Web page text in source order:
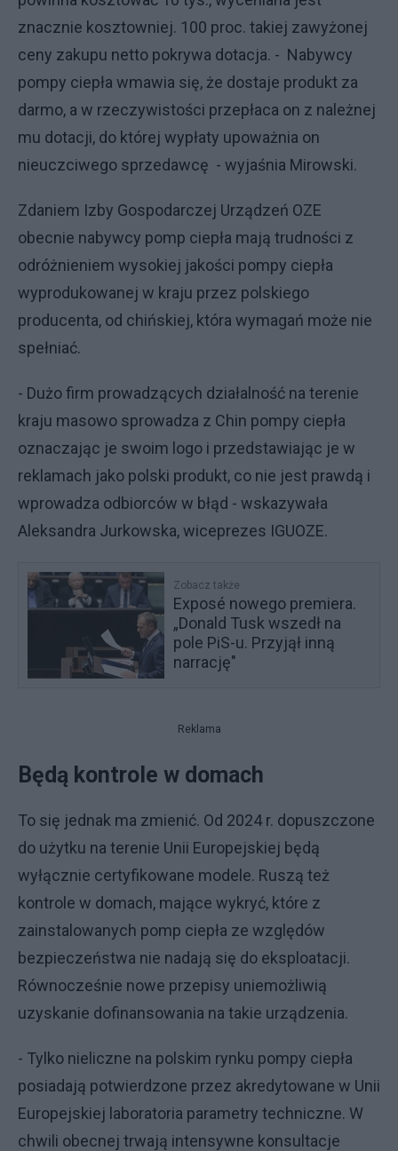
znacznie kosztowniej. 100 proc. takiej zawyżonej
ceny zakupu netto pokrywa dotacja. - Nabywcy
pompy ciepła wmawia się, że dostaje produkt za
darmo, a w rzeczywistości przepłaca on z należnej
mu dotacji, do której wypłaty upoważnia on
nieuczciwego sprzedawcę - wyjaśnia Mirowski.
Zdaniem Izby Gospodarczej Urządzeń OZE
obecnie nabywcy pomp ciepła mają trudności z
odróżnieniem wysokiej jakości pompy ciepła
wyprodukowanej w kraju przez polskiego
producenta, od chińskiej, która wymagań może nie
spełniać.
- Dużo firm prowadzących działalność na terenie
kraju masowo sprowadza z Chin pompy ciepła
oznaczając je swoim logo i przedstawiając je w
reklamach jako polski produkt, co nie jest prawdą i
wprowadza odbiorców w błąd - wskazywała
Aleksandra Jurkowska, wiceprezes IGUOZE.
Zobacz także
Exposé nowego premiera.
„Donald Tusk wszedł na
pole PiS-u. Przyjął inną
narrację"
Reklama
Będą kontrole w domach
To się jednak ma zmienić. Od 2024 r. dopuszczone
do użytku na terenie Unii Europejskiej będą
wyłącznie certyfikowane modele. Ruszą też
kontrole w domach, mające wykryć, które z
zainstalowanych pomp ciepła ze względów
bezpieczeństwa nie nadają się do eksploatacji.
Równocześnie nowe przepisy uniemożliwią
uzyskanie dofinansowania na takie urządzenia.
- Tylko nieliczne na polskim rynku pompy ciepła
posiadają potwierdzone przez akredytowane w Unii
Europejskiej laboratoria parametry techniczne. W
chwili obecnej trwają intensywne konsultacje